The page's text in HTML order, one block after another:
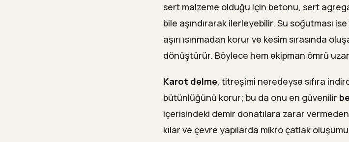
sert malzeme olduğu için betonu, sert
bile aşındırarak ilerleyebilir. Su soğutması
aşırı ısınmadan korur ve kesim sırasında
dönüştürür. Böylece hem ekipman ömrü uzar
Karot delme, titreşimi neredeyse sıfıra
bütünlüğünü korur; bu da onu en güvenilir
içerisindeki demir donatılara zarar vermeden
kılar ve çevre yapılarda mikro çatlak